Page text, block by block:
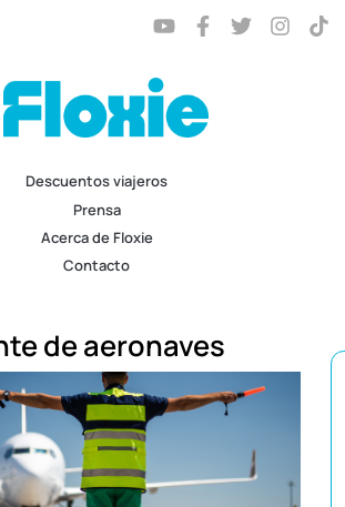
Descuentos viajeros
Prensa
Acerca de Floxie
Contacto
de aeronaves